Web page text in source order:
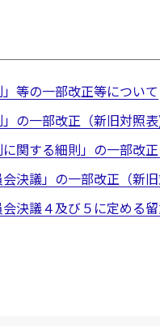
等の一部改正等について
の一部改正（新旧対照
関する細則」の一部改
決議」の一部改正（新
決議４及び５に定める留